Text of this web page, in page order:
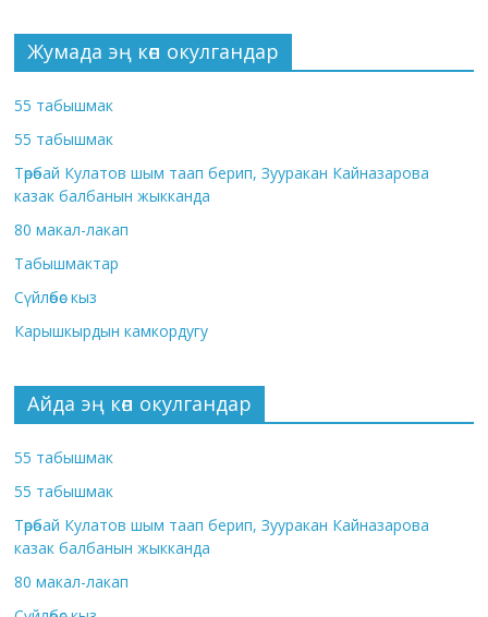
Жумада эң көп окулгандар
55 табышмак
55 табышмак
Төрөбай Кулатов шым таап берип, Зууракан Кайназарова
казак балбанын жыкканда
80 макал-лакап
Табышмактар
Сүйлөбөс кыз
Карышкырдын камкордугу
Айда эң көп окулгандар
55 табышмак
55 табышмак
Төрөбай Кулатов шым таап берип, Зууракан Кайназарова
казак балбанын жыкканда
80 макал-лакап